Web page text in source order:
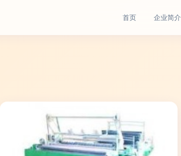
首页 企业简介